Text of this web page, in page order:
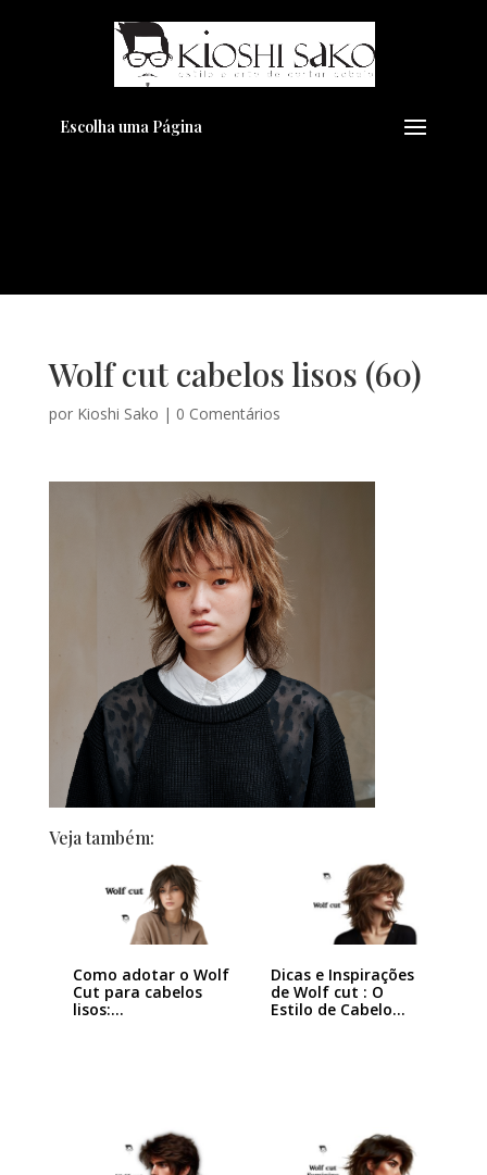
Escolha uma Página
Wolf cut cabelos lisos (60)
por Kioshi Sako | 0 Comentários
Veja também:
Como adotar o Wolf
Cut para cabelos
lisos:…
Dicas e Inspirações
de Wolf cut : O
Estilo de Cabelo…
Pensando em transformar seu
Visual??